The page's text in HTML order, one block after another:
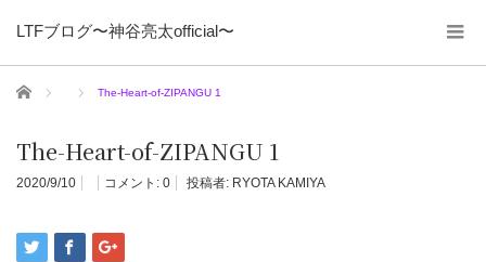
LTFブログ〜神谷亮太official〜
ホーム The-Heart-of-ZIPANGU 1
The-Heart-of-ZIPANGU 1
2020/9/10 コメント: 0 投稿者: RYOTA KAMIYA